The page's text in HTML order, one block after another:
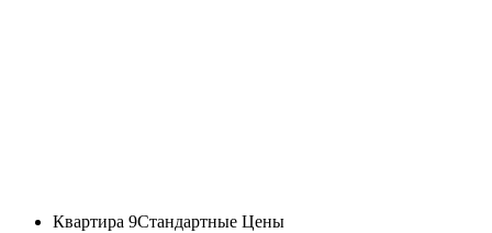
Квартира 9Стандартные Цены